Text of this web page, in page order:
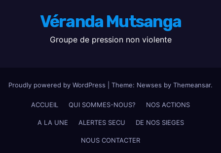
Véranda Mutsanga
Groupe de pression non violente
Proudly powered by WordPress Theme: Newses by Themeansar.
ACCUEIL QUI SOMMES-NOUS? NOS ACTIONS
A LA UNE ALERTES SECU DE NOS SIEGES
NOUS CONTACTER